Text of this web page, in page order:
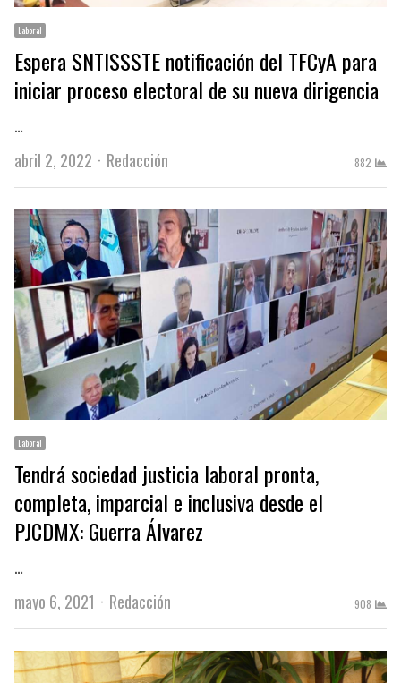
Laboral
Espera SNTISSSTE notificación del TFCyA para
iniciar proceso electoral de su nueva dirigencia
…
abril 2, 2022
Author
Redacción 882
Laboral
Tendrá sociedad justicia laboral pronta,
completa, imparcial e inclusiva desde el
PJCDMX: Guerra Álvarez
…
mayo 6, 2021
Author
Redacción 908